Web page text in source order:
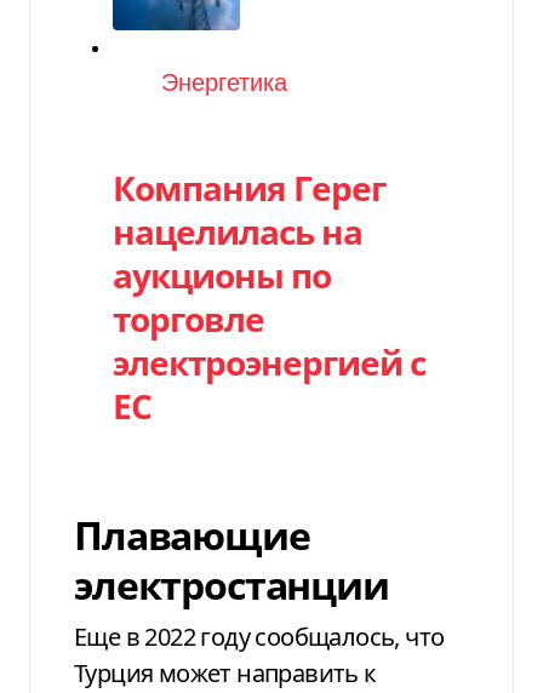
Категория
Энергетика
Компания Герег
нацелилась на
аукционы по
торговле
электроэнергией с
ЕС
Плавающие
электростанции
Еще в 2022 году сообщалось, что
Турция может направить к